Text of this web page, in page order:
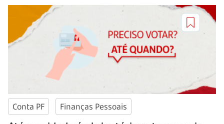
Conta PF Finanças Pessoais